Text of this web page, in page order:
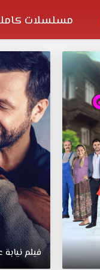
مسلسلات
فيلم نيابة